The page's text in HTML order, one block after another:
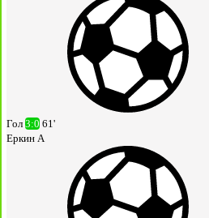
Гол 3:0 61'
Еркин А